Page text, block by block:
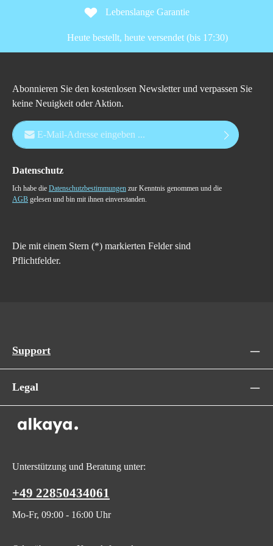
Lebenslange Garantie
Heute bestellt, heute versendet (bis 17:30)
Abonnieren Sie den kostenlosen Newsletter und verpassen Sie
keine Neuigkeit oder Aktion.
E-Mail-Adresse*
Datenschutz
Ich habe die Datenschutzbestimmungen zur Kenntnis genommen und die
AGB gelesen und bin mit ihnen einverstanden.
Die mit einem Stern (*) markierten Felder sind
Pflichtfelder.
Support
Legal
Unterstützung und Beratung unter:
+49 22850434061
Mo-Fr, 09:00 - 16:00 Uhr